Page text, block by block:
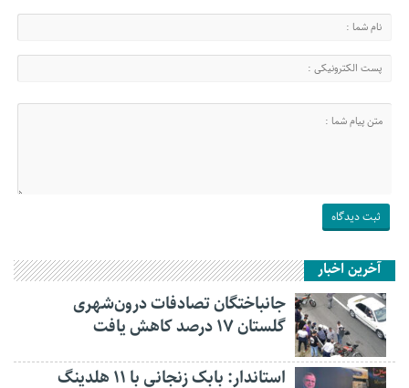
آخرین اخبار
جانباختگان تصادفات درون‌شهری
گلستان ۱۷ درصد کاهش یافت
استاندار: بابک زنجانی با ۱۱ هلدینگ